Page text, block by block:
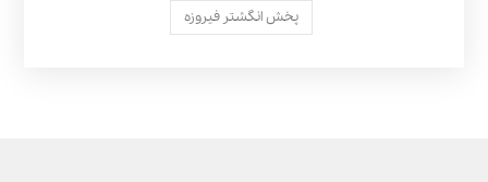
پخش انگشتر فیروزه